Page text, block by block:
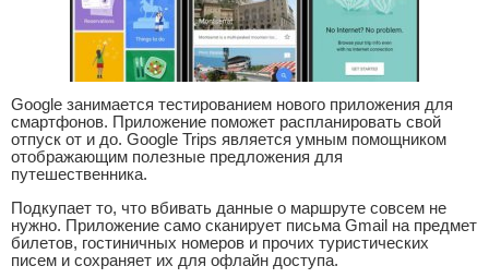
Google занимается тестированием нового приложения для
смартфонов. Приложение поможет распланировать свой
отпуск от и до. Google Trips является умным помощником
отображающим полезные предложения для
путешественника.
Подкупает то, что вбивать данные о маршруте совсем не
нужно. Приложение само сканирует письма Gmail на предмет
билетов, гостиничных номеров и прочих туристических
писем и сохраняет их для офлайн доступа.